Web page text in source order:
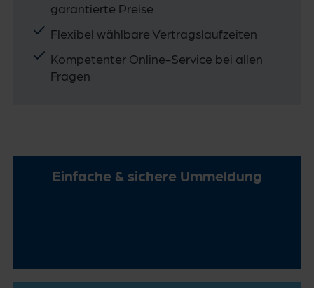
garantierte Preise
Flexibel wählbare Vertragslaufzeiten
Kompetenter Online-Service bei allen
Fragen
Einfache & sichere Ummeldung